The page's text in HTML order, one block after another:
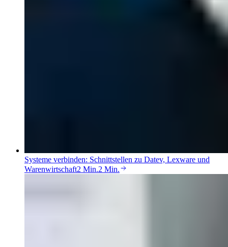
Systeme verbinden: Schnittstellen zu Datev, Lexware und
Warenwirtschaft2 Min.2 Min.